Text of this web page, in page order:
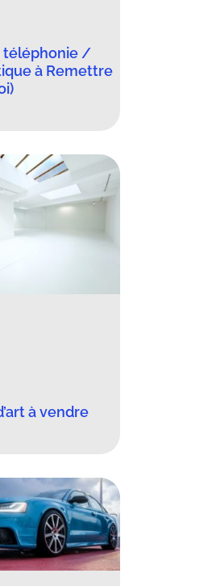
téléphonie /
à Remettre
à vendre